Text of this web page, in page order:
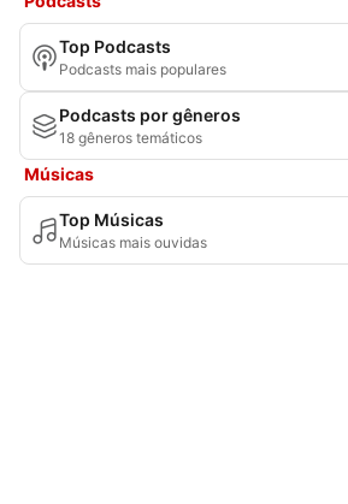
Top Podcasts
Podcasts mais populares
Podcasts por gêneros
18 gêneros temáticos
Músicas
Top Músicas
Músicas mais ouvidas